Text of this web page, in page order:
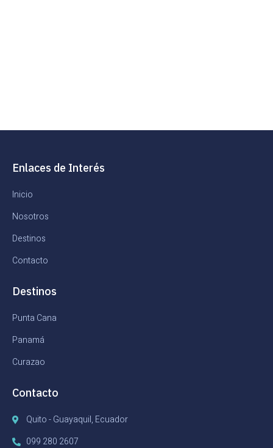
Enlaces de Interés
Inicio
Nosotros
Destinos
Contacto
Destinos
Punta Cana
Panamá
Curazao
Contacto
Quito - Guayaquil, Ecuador
099 280 2607